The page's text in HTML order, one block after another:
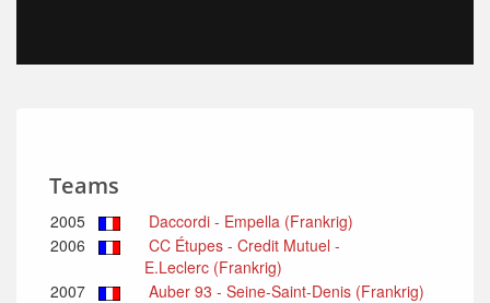
Teams
2005
Daccordi - Empella (Frankrig)
2006
CC Étupes - Credit Mutuel -
E.Leclerc (Frankrig)
2007
Auber 93 - Seine-Saint-Denis (Frankrig)